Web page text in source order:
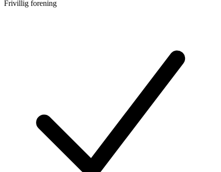
Frivillig forening